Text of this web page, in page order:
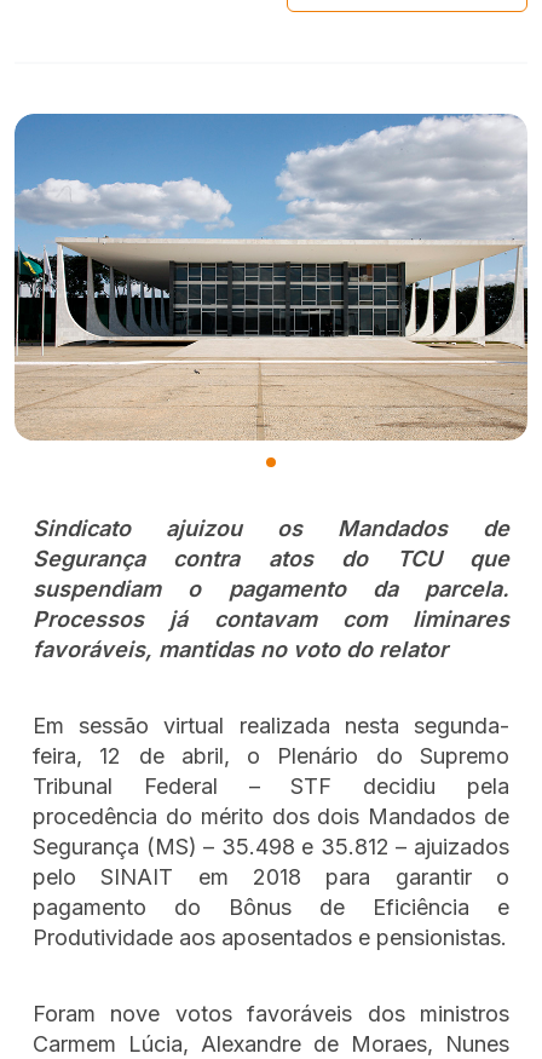
Sindicato ajuizou os Mandados de
Segurança contra atos do TCU que
suspendiam o pagamento da parcela.
Processos já contavam com liminares
favoráveis, mantidas no voto do relator
Em sessão virtual realizada nesta segunda-
feira, 12 de abril, o Plenário do Supremo
Tribunal Federal – STF decidiu pela
procedência do mérito dos dois Mandados de
Segurança (MS) – 35.498 e 35.812 – ajuizados
pelo SINAIT em 2018 para garantir o
pagamento do Bônus de Eficiência e
Produtividade aos aposentados e pensionistas.
Foram nove votos favoráveis dos ministros
Carmem Lúcia, Alexandre de Moraes, Nunes